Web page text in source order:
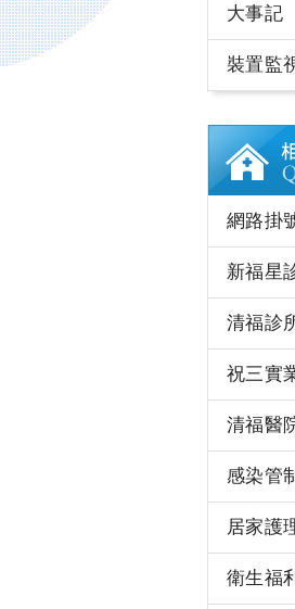
大事記
裝置監
網路掛
新福星
清福診
祝三實
清福醫
感染管
居家護
衛生福